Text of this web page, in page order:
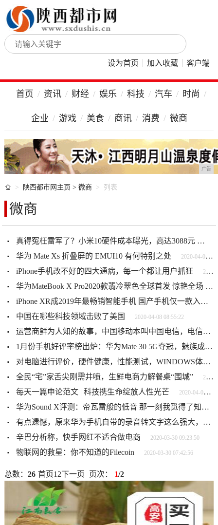
设为首页 加入收藏 客户端
首页 资讯 财经 娱乐 科技 汽车 时尚
企业 游戏 美食 商讯 消费 微商
广告
 陕西都市网主页 > 微商 列表
微商
真得冤枉雷军了？小米10硬件成本曝光，高达3088元
华为 Mate Xs 折叠屏的 EMUI10 有何特别之处 2020-04-09 06:47:19
iPhone手机改不好的四大通病，每一个都让用户抓狂 2020-04-08 10:52:34
华为MateBook X Pro2020款翡冷翠色全球首发 惊艳全场
iPhone XR成2019年最畅销智能手机 国产手机仅一款入围前十
中国在哪些科技领域击败了美国
2020-04-08 08:55:22
运营商鲜为人知的故事，中国移动本叫中国电信，电信本来叫什么？
1月份手机好评率榜出炉：华为Mate 30 5G夺冠，魅族成最大赢家
对电脑进行评价，硬件健康，性能测试，WINDOWS体验指数
全民“宅”家舌尖刚需井喷，生鲜电商力解餐桌“围城”
2020-04-04 07:07:57
每天一篇申论范文 | 科技携生命绽放人性光芒 2020-04-01 10:48:04
华为Sound X评测：帝瓦雷般的低音 那一刻我觅得了知音
有点遗憾，原来华为手机自带的录音转文字这么强大，只怪没早发现
辛巴分析称，快手网红不适合做电商
2020-03-30 09:23:50
物联网的救星：你不知道的Filecoin 2020-03-30 07:42:56
总数： 26 首页1 2下一页 页次： 1/2